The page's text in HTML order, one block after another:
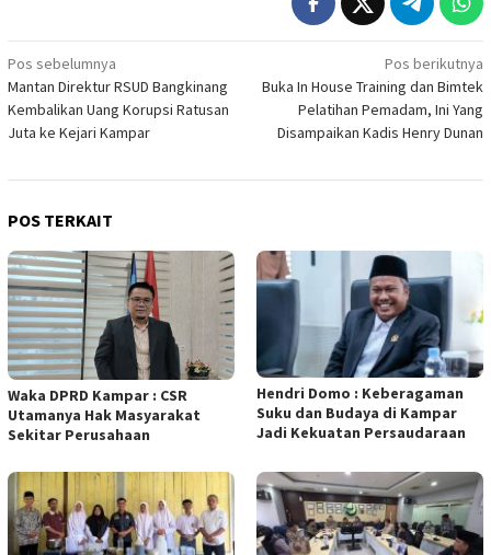
Navigasi
pos
Pos sebelumnya
Mantan Direktur RSUD Bangkinang
Kembalikan Uang Korupsi Ratusan
Juta ke Kejari Kampar
Pos berikutnya
Buka In House Training dan Bimtek
Pelatihan Pemadam, Ini Yang
Disampaikan Kadis Henry Dunan
POS TERKAIT
Waka DPRD Kampar : CSR
Utamanya Hak Masyarakat
Sekitar Perusahaan
Hendri Domo : Keberagaman
Suku dan Budaya di Kampar
Jadi Kekuatan Persaudaraan